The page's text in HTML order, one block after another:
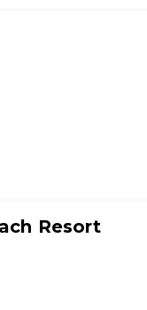
Resort